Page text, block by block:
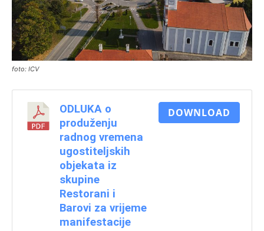
foto: ICV
ODLUKA o
produženju
radnog vremena
ugostiteljskih
objekata iz
skupine
Restorani i
Barovi za vrijeme
manifestacije
DOWNLOAD